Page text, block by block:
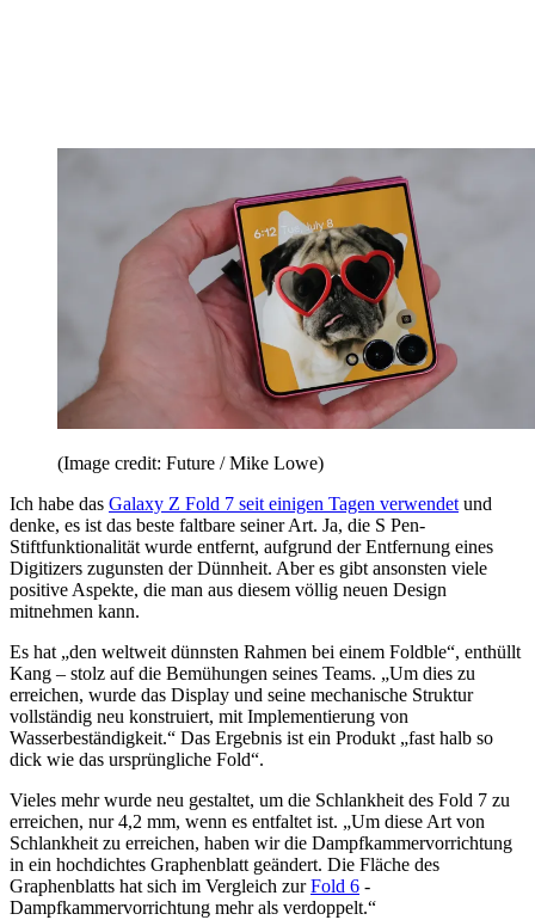
(Image credit: Future / Mike Lowe)
Ich habe das Galaxy Z Fold 7 seit einigen Tagen verwendet und
denke, es ist das beste faltbare seiner Art. Ja, die S Pen-
Stiftfunktionalität wurde entfernt, aufgrund der Entfernung eines
Digitizers zugunsten der Dünnheit. Aber es gibt ansonsten viele
positive Aspekte, die man aus diesem völlig neuen Design
mitnehmen kann.
Es hat „den weltweit dünnsten Rahmen bei einem Foldble“, enthüllt
Kang – stolz auf die Bemühungen seines Teams. „Um dies zu
erreichen, wurde das Display und seine mechanische Struktur
vollständig neu konstruiert, mit Implementierung von
Wasserbeständigkeit.“ Das Ergebnis ist ein Produkt „fast halb so
dick wie das ursprüngliche Fold“.
Vieles mehr wurde neu gestaltet, um die Schlankheit des Fold 7 zu
erreichen, nur 4,2 mm, wenn es entfaltet ist. „Um diese Art von
Schlankheit zu erreichen, haben wir die Dampfkammervorrichtung
in ein hochdichtes Graphenblatt geändert. Die Fläche des
Graphenblatts hat sich im Vergleich zurFold 6 -
Dampfkammervorrichtung mehr als verdoppelt.“